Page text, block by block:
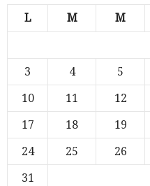
L M M
3
4 5
10
11 12
17
18 19
24
25 26
31